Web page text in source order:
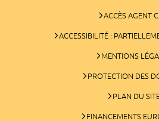
ACCÈS AGENT
ACCESSIBILITÉ :
MENTIONS
PROTECTION DES
PLAN DU
FINANCEMENTS